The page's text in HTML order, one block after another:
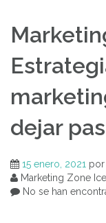
dejar
15 enero, 2021 por
Marketing Zone
No se han